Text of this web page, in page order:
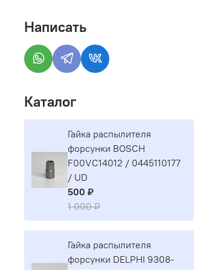
Написать
Каталог
Гайка распылителя
форсунки BOSCH
F00VC14012 / 0445110177
/ UD
500 ₽
1 000 ₽
Гайка распылителя
форсунки DELPHI 9308-